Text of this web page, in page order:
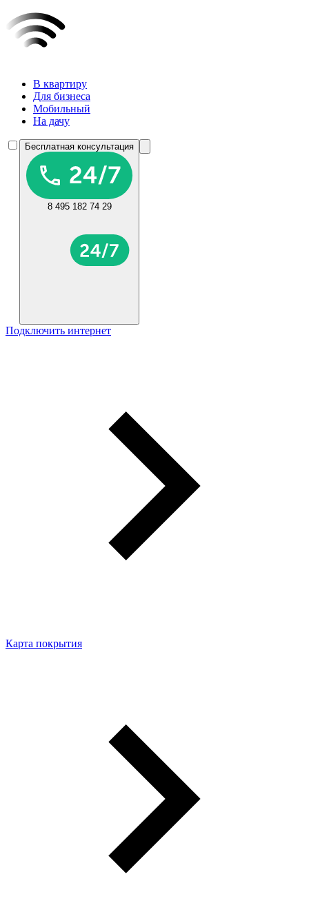
В квартиру
Для бизнеса
Мобильный
На дачу
Бесплатная консультация
8 495 182 74 29
Подключить интернет
Карта покрытия